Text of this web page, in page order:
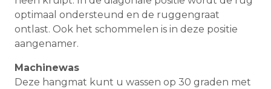
optimaal ondersteund en de ruggengraat
ontlast. Ook het schommelen is in deze positie
aangenamer.
Machinewas
Deze hangmat kunt u wassen op 30 graden met